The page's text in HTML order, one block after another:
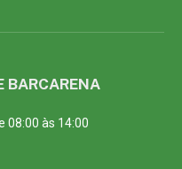
BARCARENA
08:00 às 14:00